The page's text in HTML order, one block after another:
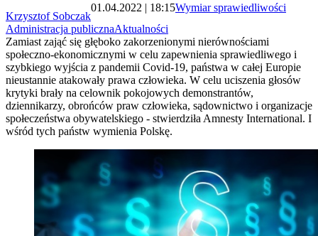
Krzysztof Sobczak
01.04.2022 | 18:15Wymiar sprawiedliwości
Administracja publicznaAktualności
Zamiast zająć się głęboko zakorzenionymi nierównościami
społeczno-ekonomicznymi w celu zapewnienia sprawiedliwego i
szybkiego wyjścia z pandemii Covid-19, państwa w całej Europie
nieustannie atakowały prawa człowieka. W celu uciszenia głosów
krytyki brały na celownik pokojowych demonstrantów,
dziennikarzy, obrońców praw człowieka, sądownictwo i organizacje
społeczeństwa obywatelskiego - stwierdziła Amnesty International. I
wśród tych państw wymienia Polskę.